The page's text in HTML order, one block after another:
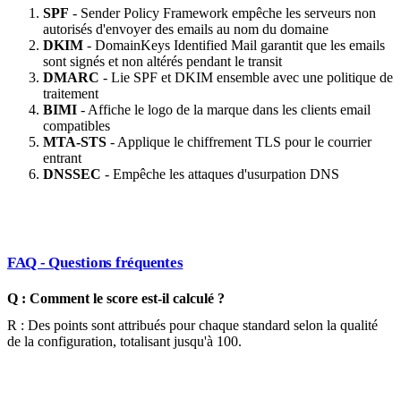
SPF - Sender Policy Framework empêche les serveurs non
autorisés d'envoyer des emails au nom du domaine
DKIM - DomainKeys Identified Mail garantit que les emails
sont signés et non altérés pendant le transit
DMARC - Lie SPF et DKIM ensemble avec une politique de
traitement
BIMI - Affiche le logo de la marque dans les clients email
compatibles
MTA-STS - Applique le chiffrement TLS pour le courrier
entrant
DNSSEC - Empêche les attaques d'usurpation DNS
FAQ - Questions fréquentes
Q : Comment le score est-il calculé ?
R : Des points sont attribués pour chaque standard selon la qualité
de la configuration, totalisant jusqu'à 100.